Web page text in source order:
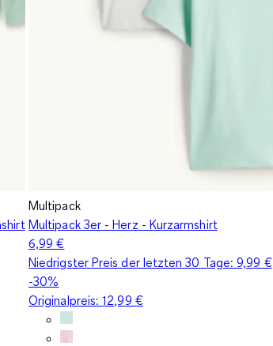
Multipack
Multipack 3er - Herz - Kurzarmshirt
6,99 €
Niedrigster Preis der letzten 30 Tage:9,99 €
-30%
Originalpreis:12,99 €